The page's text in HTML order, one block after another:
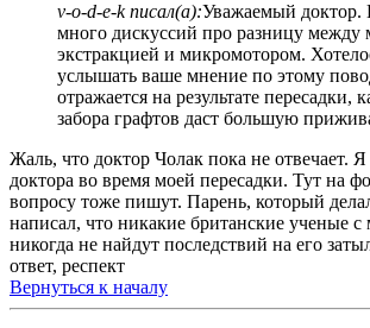
v-o-d-e-k писал(а):Уважаемый доктор.
много дискуссий про разницу между
экстракцией и микромотором.
услышать ваше мнение по этому
отражается на результате пересадки,
забора графтов даст большую
Жаль, что доктор Чолак пока не отвечает.
доктора во время моей пересадки. Тут на
вопросу тоже пишут. Парень, который
написал, что никакие британские ученые
никогда не найдут последствий на его
ответ, респект
Вернуться к началу